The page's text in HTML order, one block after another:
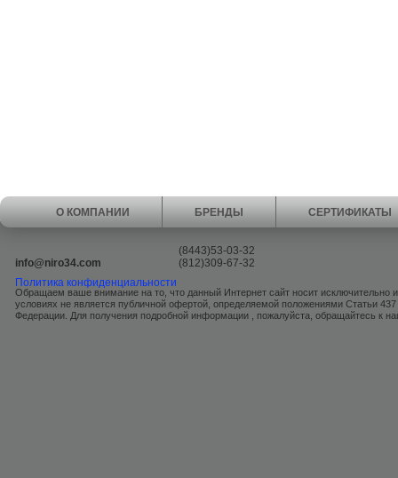
О КОМПАНИИ БРЕНДЫ СЕРТИФИКАТЫ
info@niro34.com
(8443)53-03-32
(812)309-67-32
Политика конфиденциальности
Обращаем ваше внимание на то, что данный Интернет сайт носит исключительно
условиях не является публичной офертой, определяемой положениями Статьи 437
Федерации. Для получения подробной информации , пожалуйста, обращайтесь к